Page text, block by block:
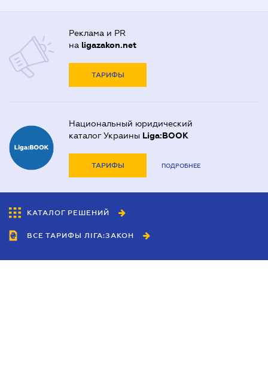
Реклама и PR
на ligazakon.net
ТАРИФЫ
Национальный юридический
каталог Украины Liga:BOOK
ТАРИФЫ ПОДРОБНЕЕ
КАТАЛОГ РЕШЕНИЙ
ВСЕ ТАРИФЫ ЛІГА:ЗАКОН